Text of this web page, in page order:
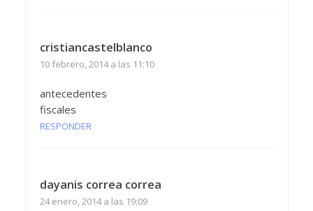
cristiancastelblanco
10 febrero, 2014 a las 11:10
antecedentes
fiscales
RESPONDER
dayanis correa correa
24 enero, 2014 a las 19:09